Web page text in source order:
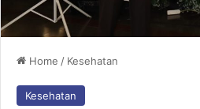
Home / Kesehatan
Kesehatan